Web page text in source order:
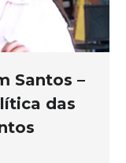
Santos –
das